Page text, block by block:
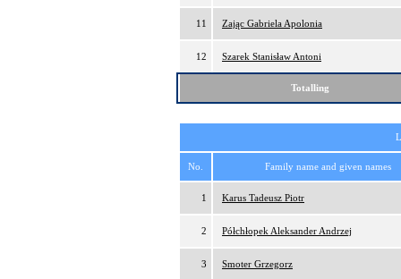
11 Zając Gabriela Apolonia
12 Szarek Stanisław Antoni
Totalling
No. Family name and given names
1 Karus Tadeusz Piotr
2 Półchłopek Aleksander Andrzej
3 Smoter Grzegorz